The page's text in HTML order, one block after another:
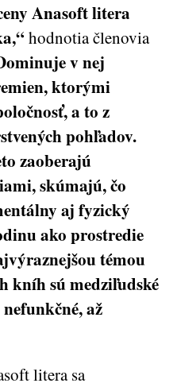
Anasoft litera
hodnotia členovia
v nej
ktorými
a to z
pohľadov.
zaoberajú
skúmajú, čo
aj fyzický
ako prostredie
témou
kníh sú medziľudské
až
litera sa